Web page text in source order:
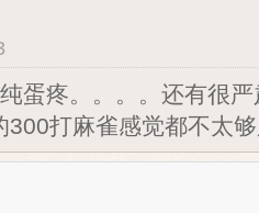
蛋疼。。。。还有很
300打麻雀感觉都不太